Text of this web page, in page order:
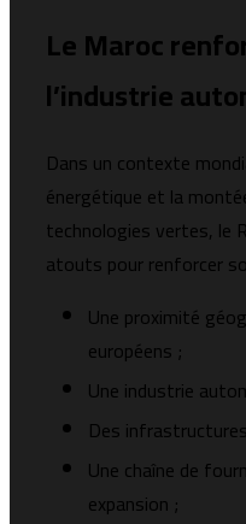
Le Maroc
l’industrie
Dans un contexte
énergétique et la
technologies vertes, le
atouts pour renforcer
Une proximité
européens ;
Une industrie
Des
Une chaîne de
expansion ;